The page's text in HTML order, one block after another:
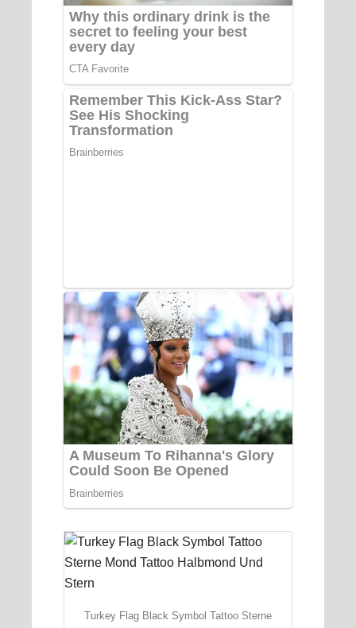
Turkey Flag Black Symbol Tattoo Sterne